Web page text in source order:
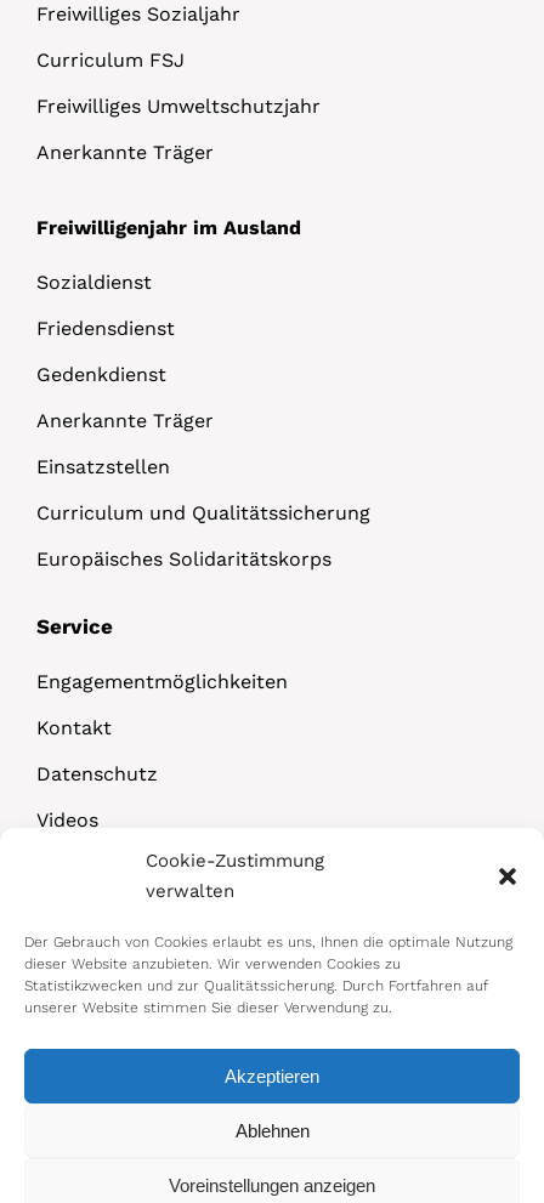
Cookie-Zustimmung
verwalten
Der Gebrauch von Cookies erlaubt es uns, Ihnen die optimale Nutzung
dieser Website anzubieten. Wir verwenden Cookies zu
Statistikzwecken und zur Qualitätssicherung. Durch Fortfahren auf
unserer Website stimmen Sie dieser Verwendung zu.
Akzeptieren
Ablehnen
Voreinstellungen anzeigen
Freiwilliges Sozialjahr
Curriculum FSJ
Freiwilliges Umweltschutzjahr
Anerkannte Träger
Freiwilligenjahr im Ausland
Sozialdienst
Friedensdienst
Gedenkdienst
Anerkannte Träger
Einsatzstellen
Curriculum und Qualitätssicherung
Europäisches Solidaritätskorps
Service
Engagementmöglichkeiten
Kontakt
Datenschutz
Videos
© 2026 Bundesministerium für Arbeit,
Konsumentenschutz